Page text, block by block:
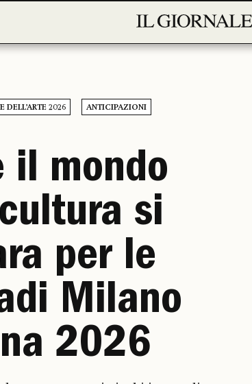
DELL’ARTE 2026 ANTICIPAZIONI
il mondo
si
per le
Milano
2026